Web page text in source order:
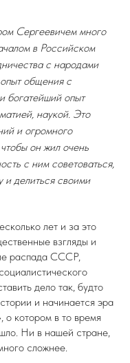
Сергеевичем много
в Российском
с народами
общения с
богатейший опыт
наукой. Это
и огромного
он жил очень
с ним советоваться,
и делиться своими
лет и за это
взгляды и
распада СССР,
дело так, будто
и начинается эра
о котором в то время
Ни в нашей стране,
сложнее.